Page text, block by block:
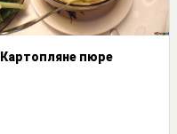
Картопляне пюре